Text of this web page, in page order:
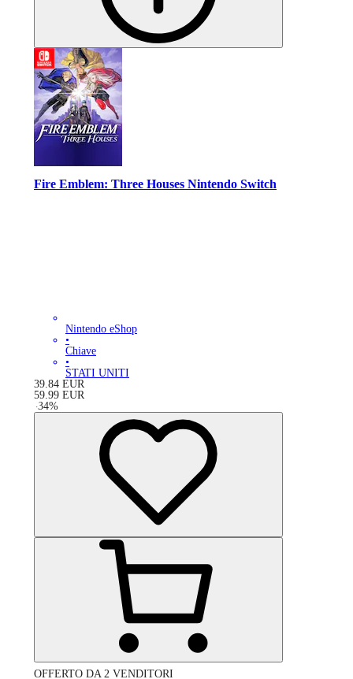
Fire Emblem: Three Houses Nintendo Switch
Nintendo eShop
•
Chiave
•
STATI UNITI
39.84 EUR
59.99 EUR
-34%
OFFERTO DA 2 VENDITORI